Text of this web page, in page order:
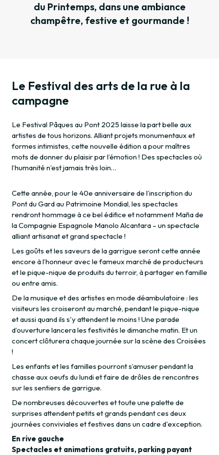
du Printemps, dans une ambiance
champêtre, festive et gourmande !
Le Festival des arts de la rue à la
campagne
Le Festival Pâques au Pont 2025 laisse la part belle aux
artistes de tous horizons. Alliant projets monumentaux et
formes intimistes, cette nouvelle édition a pour maîtres
mots de donner du plaisir par l’émotion ! Des spectacles où
l’humanité n’est jamais très loin…
Cette année, pour le 40e anniversaire de l’inscription du
Pont du Gard au Patrimoine Mondial, les spectacles
rendront hommage à ce bel édifice et notamment Maña de
la Compagnie Espagnole Manolo Alcantara – un spectacle
alliant artisanat et grand spectacle !
Les goûts et les saveurs de la garrigue seront cette année
encore à l’honneur avec le fameux marché de producteurs
et le pique-nique de produits du terroir, à partager en famille
ou entre amis.
De la musique et des artistes en mode déambulatoire : les
visiteurs les croiseront au marché, pendant le pique-nique
et aussi quand ils s'y attendent le moins ! Une parade
d’ouverture lancera les festivités le dimanche matin. Et un
concert clôturera chaque journée sur la scène des Croisées
!
Les enfants et les familles pourront s’amuser pendant la
chasse aux oeufs du lundi et faire de drôles de rencontres
sur les sentiers de garrigue.
De nombreuses découvertes et toute une palette de
surprises attendent petits et grands pendant ces deux
journées conviviales et festives dans un cadre d'exception.
En rive gauche
Spectacles et animations gratuits, parking payant